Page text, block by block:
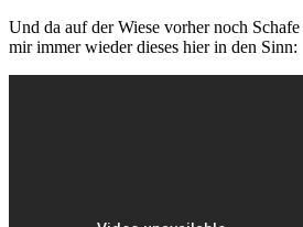
Und da auf der Wiese vorher noch
mir immer wieder dieses hier in den Sinn: